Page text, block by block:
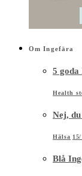
Om Ingefära
5 goda
Health
Nej,
Hälsa
Blå